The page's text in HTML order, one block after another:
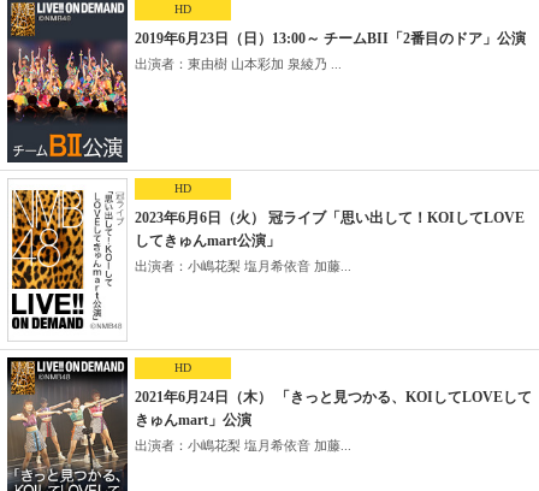
HD
2019年6月23日（日）13:00～ チームBII「2番目のドア」公演
出演者：東由樹 山本彩加 泉綾乃 ...
HD
2023年6月6日（火） 冠ライブ「思い出して！KOIしてLOVE
してきゅんmart公演」
出演者：小嶋花梨 塩月希依音 加藤...
HD
2021年6月24日（木） 「きっと見つかる、KOIしてLOVEして
きゅんmart」公演
出演者：小嶋花梨 塩月希依音 加藤...